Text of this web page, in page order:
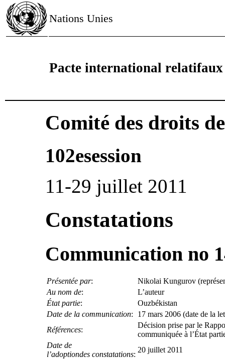
Nations Unies
Pacte international
Comité des droits
102esession
11-29 juillet 2011
Constatations
Communication no
Présentée par:
Nikolai Kungurov
Au nom de:
L’auteur
État partie:
Ouzbékistan
Date de la communication:
17 mars 2006 (date de la
Références:
Décision prise par le
communiquée à l’État
Date de
l’adoptiondes constatations:
20 juillet 2011